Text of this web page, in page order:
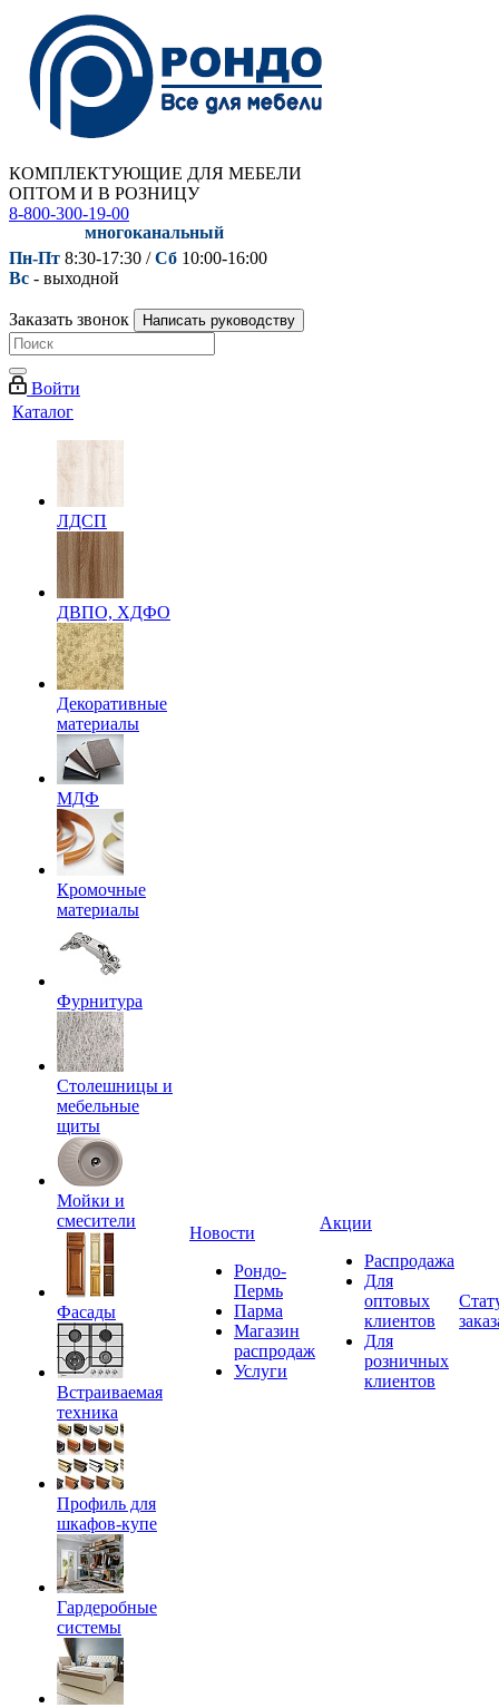
КОМПЛЕКТУЮЩИЕ ДЛЯ МЕБЕЛИ
ОПТОМ И В РОЗНИЦУ
8-800-300-19-00
многоканальный
Пн-Пт 8:30-17:30 /Сб 10:00-16:00
Вс - выходной
Заказать звонок Написать руководству
Войти
Каталог
ЛДСП
ДВПО, ХДФО
Декоративные
материалы
МДФ
Кромочные
материалы
Фурнитура
Столешницы и
мебельные
щиты
Мойки и
смесители
Фасады
Встраиваемая
техника
Профиль для
шкафов-купе
Гардеробные
системы
Новости
Рондо-
Пермь
Парма
Магазин
распродаж
Услуги
Акции
Распродажа
Для
оптовых
клиентов
Для
розничных
клиентов